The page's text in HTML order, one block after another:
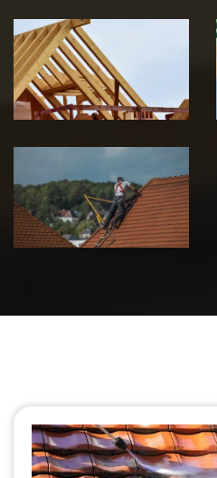
Traitement de
charpente 39
Jura
Urgence fuite
de toiture 39
Jura